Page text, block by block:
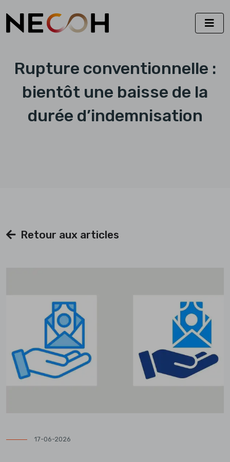
Rupture conventionnelle :
bientôt une baisse de la
durée d’indemnisation
Retour aux articles
17-06-2026